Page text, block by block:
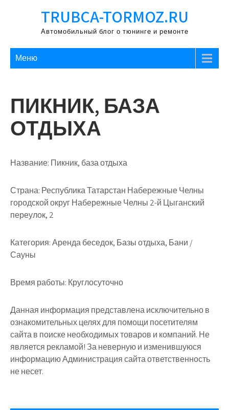
содержимому
TRUBCA-TORMOZ.RU
Автомобильный блог о тюнинге и ремонте
Меню
ПИКНИК, БАЗА
ОТДЫХА
Название: Пикник, база отдыха
Страна: Республика Татарстан Набережные Челны
городской округ Набережные Челны 2-й Цыганский
переулок, 2
Категория:Аренда беседок, Базы отдыха, Бани /
Сауны
Время работы: Круглосуточно
Данная информация представлена исключительно в
ознакомительных целях для помощи посетителям
сайта в поиске необходимых товаров и компаний. Не
является рекламой! За неверную и изменившуюся
информацию Администрация сайта ответственность
не несет.